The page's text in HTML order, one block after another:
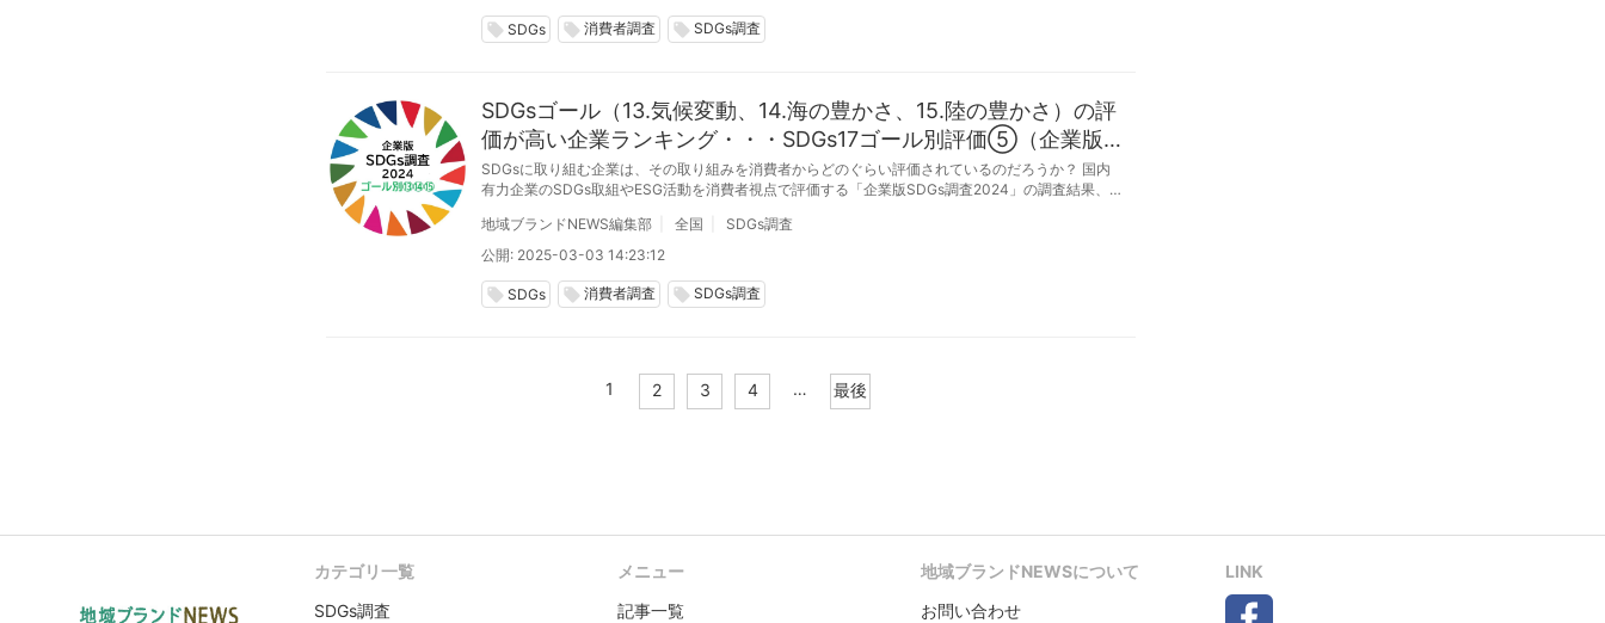
local_offer SDGs local_offer 消費者調査 local_offer SDGs調査
SDGsゴール（13.気候変動、14.海の豊かさ、15.陸の豊かさ）の評
価が高い企業ランキング・・・SDGs17ゴール別評価⑤（企業版S
DGs調査2024）
SDGsに取り組む企業は、その取り組みを消費者からどのぐらい評価されているのだろうか？ 国内
有力企業のSDGs取組やESG活動を消費者視点で評価する「企業版SDGs調査2024」の調査結果、
豊かさを守ろう」はマルハニチロ、「15.陸の豊かさも守ろう」はサントリーだった。
地域ブランドNEWS編集部 全国
SDGs調査
公開: 2025-03-03 14:23:12
local_offer SDGs local_offer 消費者調査 local_offer SDGs調査
1 2 3 4 … 最後
カテゴリ一覧
SDGs調査
メニュー
記事一覧
地域ブランドNEWSについて
お問い合わせ
LINK